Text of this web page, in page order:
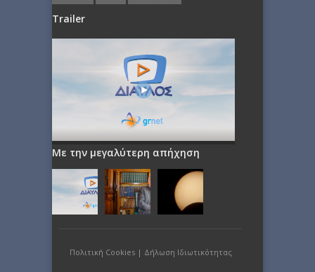
Trailer
Με την μεγαλύτερη απήχηση
Πολιτική Cookies| Δήλωση Ιδιωτικότητας